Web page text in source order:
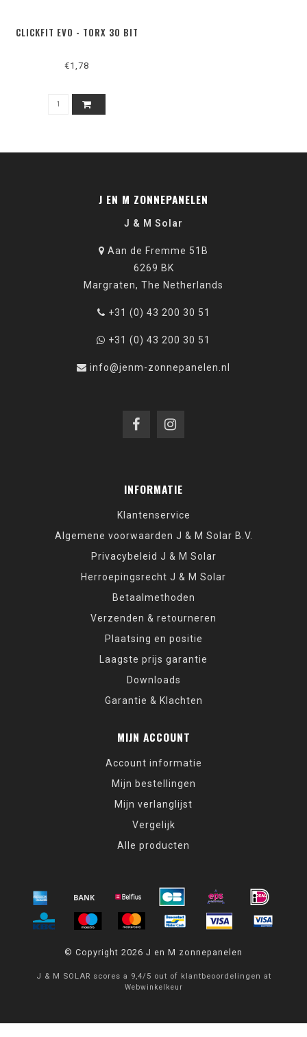
CLICKFIT EVO - TORX 30 BIT
€1,78
J EN M ZONNEPANELEN
J & M Solar
Aan de Fremme 51B
6269 BK
Margraten, The Netherlands
+31 (0) 43 200 30 51
+31 (0) 43 200 30 51
info@jenm-zonnepanelen.nl
INFORMATIE
Klantenservice
Algemene voorwaarden J & M Solar B.V.
Privacybeleid J & M Solar
Herroepingsrecht J & M Solar
Betaalmethoden
Verzenden & retourneren
Plaatsing en positie
Laagste prijs garantie
Downloads
Garantie & Klachten
MIJN ACCOUNT
Account informatie
Mijn bestellingen
Mijn verlanglijst
Vergelijk
Alle producten
© Copyright 2026 J en M zonnepanelen
J & M SOLAR scores a 9,4/ 5 out of klantbeoordelingen at
Webwinkelkeur